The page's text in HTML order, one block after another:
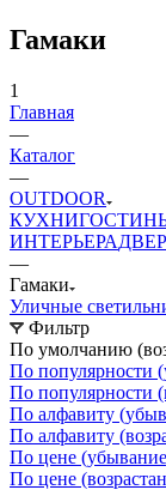
Гамаки
1
Главная
—
Каталог
—
OUTDOOR
КУХНИ
ИНТЕРЬЕРА
—
Гамаки
Уличные
Фильтр
По умолчанию
По популярности
По популярности
По алфавиту
По алфавиту
По цене
По цене